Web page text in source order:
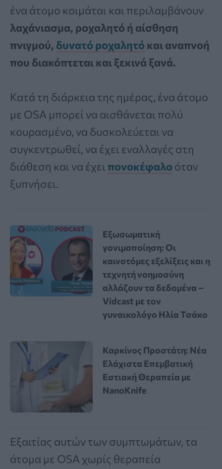
ένα άτομο κοιμάται και περιλαμβάνουν
λαχάνιασμα, ροχαλητό ή αίσθηση
πνιγμού, δυνατό ροχαλητό και αναπνοή
που διακόπτεται και ξεκινά ξανά.
Κατά τη διάρκεια της ημέρας, ένα άτομο
με OSA μπορεί να αισθάνεται πολύ
κουρασμένο, να δυσκολεύεται να
συγκεντρωθεί, να έχει εναλλαγές στη
διάθεση και να έχει πονοκέφαλο όταν
ξυπνήσει.
Εξωσωματική
γονιμοποίηση: Οι
καινοτόμες εξελίξεις και η
τεχνητή νοημοσύνη
αλλάζουν τα δεδομένα –
Vidcast με τον
γυναικολόγο Ηλία Τσάκο
Καρκίνος Προστάτη: Νέα
Ελάχιστα Επεμβατική
Εστιακή Θεραπεία με
NanoKnife
Εξαιτίας αυτών των συμπτωμάτων, τα
άτομα με OSA χωρίς θεραπεία